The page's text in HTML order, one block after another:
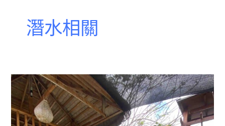
潛水相關
訂
前
必
看-